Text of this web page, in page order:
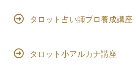
タロット占い師プロ養成講座
タロット小アルカナ講座